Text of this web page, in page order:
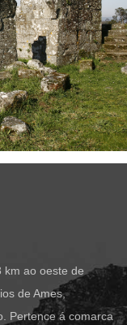
km ao oeste de
de Ames,
Pertence á comarca